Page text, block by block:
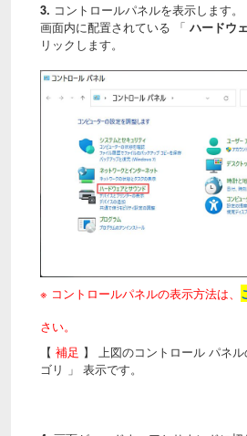
3. コントロールパネルを表示します。
画面内に配置されている 「 ハードウ
リックします。
※ コントロールパネルの表示方法は、
さい。
【 補足 】 上図のコントロール パネ
ゴリ 」 表示です。